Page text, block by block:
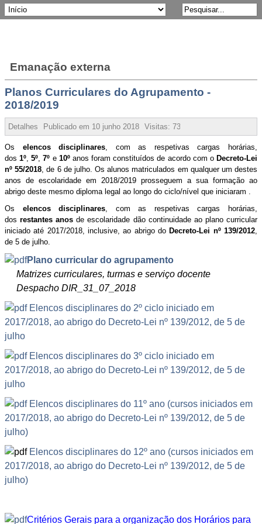
Emanação externa
Planos Curriculares do Agrupamento -
2018/2019
Detalhes Publicado em 10 junho 2018 Visitas: 73935
Os elencos disciplinares , com as respetivas cargas horárias,
dos1º ,5º ,7º e 10ºanos foram constituídos de acordo com oDecreto-Lei
nº 55/2018 , de 6 de julho. Os alunos matriculados em qualquer um destes
anos de escolaridade em 2018/2019 prosseguem a sua formação ao
abrigo deste mesmo diploma legal ao longo do ciclo/nível que iniciaram .
Os elencos disciplinares , com as respetivas cargas horárias,
dosrestantes anos de escolaridade dão continuidade ao plano curricular
iniciado até 2017/2018, inclusive, ao abrigo doDecreto-Lei nº 139/2012
de 5 de julho.
Plano curricular do agrupamento
Matrizes curriculares, turmas e serviço docente
Despacho DIR_31_07_2018
Elencos disciplinares do 2º ciclo iniciado em
2017/2018, ao abrigo do Decreto-Lei nº 139/2012, de 5 de
julho
Elencos disciplinares do 3º ciclo iniciado em
2017/2018, ao abrigo do Decreto-Lei nº 139/2012, de 5 de
julho
Elencos disciplinares do 11º ano (cursos iniciados em
2017/2018, ao abrigo do Decreto-Lei nº 139/2012, de 5 de
julho)
Elencos disciplinares do 12º ano (cursos iniciados em
2017/2018, ao abrigo do Decreto-Lei nº 139/2012, de 5 de
julho)
Critérios Gerais para a organização dos Horários para